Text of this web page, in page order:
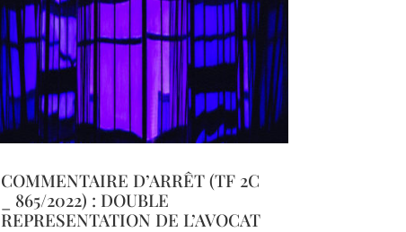
COMMENTAIRE D’ARRÊT (TF 2C
_ 865/2022) : DOUBLE
REPRESENTATION DE L’AVOCAT